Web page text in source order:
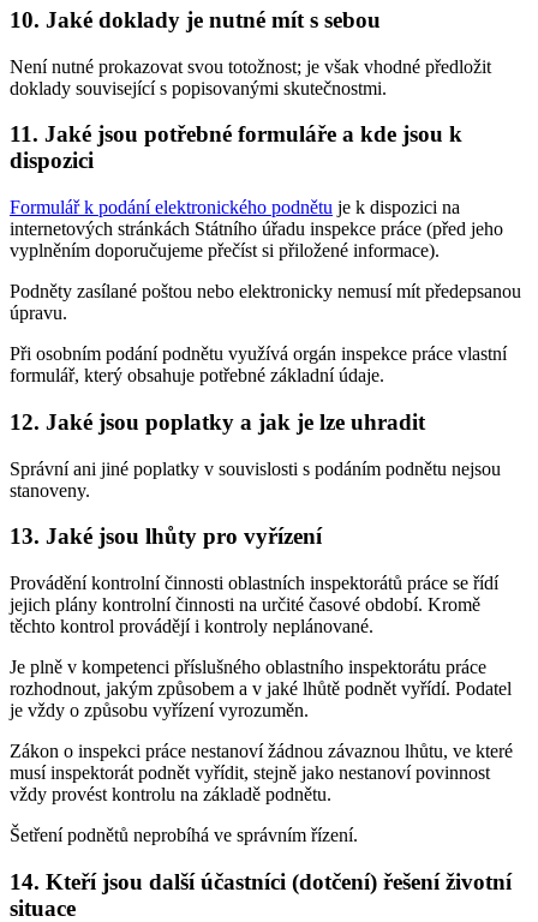
10. Jaké doklady je nutné mít s sebou
Není nutné prokazovat svou totožnost; je však vhodné předložit
doklady související s popisovanými skutečnostmi.
11. Jaké jsou potřebné formuláře a kde jsou k
dispozici
Formulář k podání elektronického podnětu je k dispozici na
internetových stránkách Státního úřadu inspekce práce (před jeho
vyplněním doporučujeme přečíst si přiložené informace).
Podněty zasílané poštou nebo elektronicky nemusí mít předepsanou
úpravu.
Při osobním podání podnětu využívá orgán inspekce práce vlastní
formulář, který obsahuje potřebné základní údaje.
12. Jaké jsou poplatky a jak je lze uhradit
Správní ani jiné poplatky v souvislosti s podáním podnětu nejsou
stanoveny.
13. Jaké jsou lhůty pro vyřízení
Provádění kontrolní činnosti oblastních inspektorátů práce se řídí
jejich plány kontrolní činnosti na určité časové období. Kromě
těchto kontrol provádějí i kontroly neplánované.
Je plně v kompetenci příslušného oblastního inspektorátu práce
rozhodnout, jakým způsobem a v jaké lhůtě podnět vyřídí. Podatel
je vždy o způsobu vyřízení vyrozuměn.
Zákon o inspekci práce nestanoví žádnou závaznou lhůtu, ve které
musí inspektorát podnět vyřídit, stejně jako nestanoví povinnost
vždy provést kontrolu na základě podnětu.
Šetření podnětů neprobíhá ve správním řízení.
14. Kteří jsou další účastníci (dotčení) řešení životní
situace